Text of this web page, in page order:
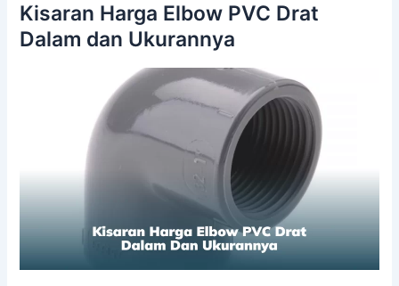
Kisaran Harga Elbow PVC Drat
Dalam dan Ukurannya